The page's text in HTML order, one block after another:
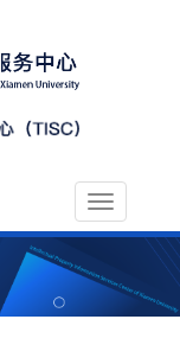
Toggle
navigation